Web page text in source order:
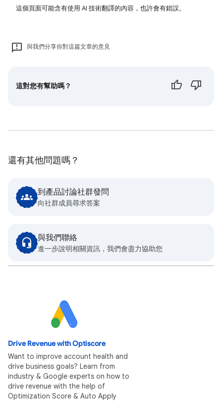
這個頁面可能含有使用 AI 技術翻譯的內容，也許會有錯誤。
與我們分享你對這篇文章的意見
這對您有幫助嗎？
還有其他問題嗎？
到產品討論社群發問
向社群成員尋求答案
與我們聯絡
進一步說明相關資訊，我們會盡力協助您
Drive Revenue with Optiscore
Want to improve account health and
drive business goals? Learn from
industry & Google experts on how to
drive revenue with the help of
Optimization Score & Auto Apply